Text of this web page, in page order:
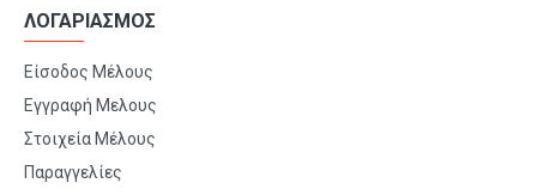
ΛΟΓΑΡΙΑΣΜΟΣ
Είσοδος Μέλους
Εγγραφή Μελους
Στοιχεία Μέλους
Παραγγελίες